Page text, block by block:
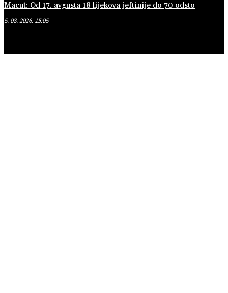
Macut: Od 17. avgusta 18 lijekova jeftinije do 70 odsto
5. 08. 2026. 15:05